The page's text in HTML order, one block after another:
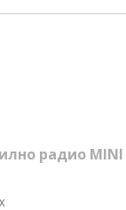
радио MINI